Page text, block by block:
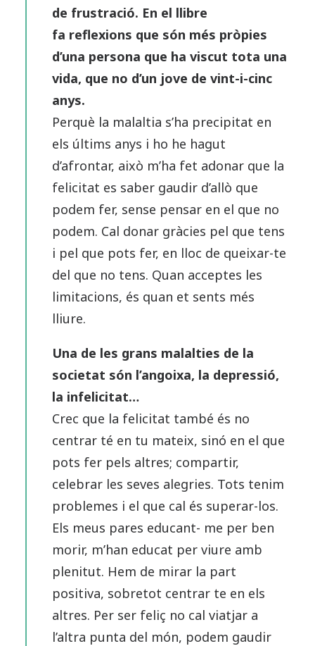
de frustració. En el llibre
fa reflexions que són més pròpies
d’una persona que ha viscut tota una
vida, que no d’un jove de vint-i-cinc
anys.
Perquè la malaltia s’ha precipitat en
els últims anys i ho he hagut
d’afrontar, això m’ha fet adonar que la
felicitat es saber gaudir d’allò que
podem fer, sense pensar en el que no
podem. Cal donar gràcies pel que tens
i pel que pots fer, en lloc de queixar-te
del que no tens. Quan acceptes les
limitacions, és quan et sents més
lliure.
Una de les grans malalties de la
societat són l’angoixa, la depressió,
la infelicitat…
Crec que la felicitat també és no
centrar té en tu mateix, sinó en el que
pots fer pels altres; compartir,
celebrar les seves alegries. Tots tenim
problemes i el que cal és superar-los.
Els meus pares educant- me per ben
morir, m’han educat per viure amb
plenitut. Hem de mirar la part
positiva, sobretot centrar te en els
altres. Per ser feliç no cal viatjar a
l’altra punta del món, podem gaudir